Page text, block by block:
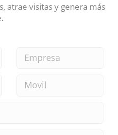
atrae visitas y genera más